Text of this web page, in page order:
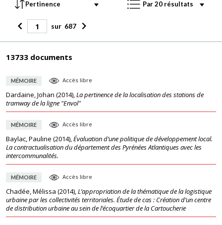
sur 687
13733 documents
MÉMOIRE Accès libre
Dardaine, Johan (2014),La pertinence de la localisation des stations de
tramway de la ligne "Envol"
MÉMOIRE Accès libre
Baylac, Pauline (2014),Évaluation d’une politique de développement local.
La contractualisation du département des Pyrénées Atlantiques avec les
intercommunalités.
MÉMOIRE Accès libre
Chadée, Mélissa (2014),L’appropriation de la thématique de la logistique
urbaine par les collectivités territoriales. Étude de cas : Création d’un centre
de distribution urbaine au sein de l’écoquartier de la Cartoucherie